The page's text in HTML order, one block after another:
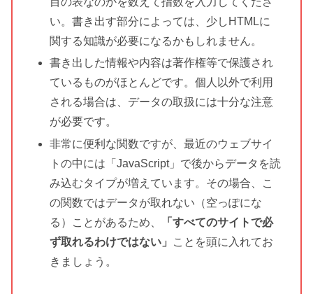
い。書き出す部分によっては、少しHTMLに
関する知識が必要になるかもしれません。
書き出した情報や内容は著作権等で保護され
ているものがほとんどです。個人以外で利用
される場合は、データの取扱には十分な注意
が必要です。
非常に便利な関数ですが、最近のウェブサイ
トの中には「JavaScript」で後からデータを読
み込むタイプが増えています。その場合、こ
の関数ではデータが取れない（空っぽにな
る）ことがあるため、
「すべてのサイトで必
ず取れるわけではない」
ことを頭に入れてお
きましょう。